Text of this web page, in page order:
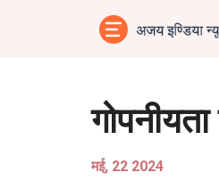
गोपनीयता
मई, 22 2024